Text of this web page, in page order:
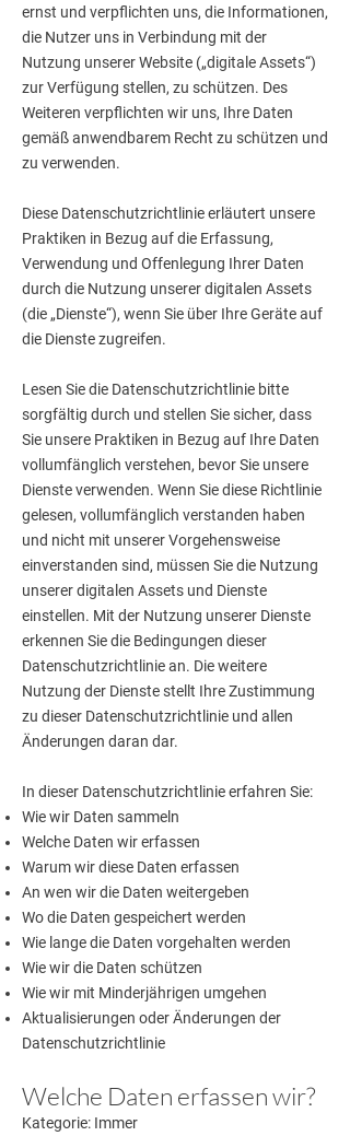
ernst und verpflichten uns, die Informationen,
die Nutzer uns in Verbindung mit der
Nutzung unserer Website („digitale Assets“)
zur Verfügung stellen, zu schützen. Des
Weiteren verpflichten wir uns, Ihre Daten
gemäß anwendbarem Recht zu schützen und
zu verwenden.
Diese Datenschutzrichtlinie erläutert unsere
Praktiken in Bezug auf die Erfassung,
Verwendung und Offenlegung Ihrer Daten
durch die Nutzung unserer digitalen Assets
(die „Dienste“), wenn Sie über Ihre Geräte auf
die Dienste zugreifen.
Lesen Sie die Datenschutzrichtlinie bitte
sorgfältig durch und stellen Sie sicher, dass
Sie unsere Praktiken in Bezug auf Ihre Daten
vollumfänglich verstehen, bevor Sie unsere
Dienste verwenden. Wenn Sie diese Richtlinie
gelesen, vollumfänglich verstanden haben
und nicht mit unserer Vorgehensweise
einverstanden sind, müssen Sie die Nutzung
unserer digitalen Assets und Dienste
einstellen. Mit der Nutzung unserer Dienste
erkennen Sie die Bedingungen dieser
Datenschutzrichtlinie an. Die weitere
Nutzung der Dienste stellt Ihre Zustimmung
zu dieser Datenschutzrichtlinie und allen
Änderungen daran dar.
In dieser Datenschutzrichtlinie erfahren Sie:
Wie wir Daten sammeln
Welche Daten wir erfassen
Warum wir diese Daten erfassen
An wen wir die Daten weitergeben
Wo die Daten gespeichert werden
Wie lange die Daten vorgehalten werden
Wie wir die Daten schützen
Wie wir mit Minderjährigen umgehen
Aktualisierungen oder Änderungen der
Datenschutzrichtlinie
Welche Daten erfassen wir?
Kategorie: Immer